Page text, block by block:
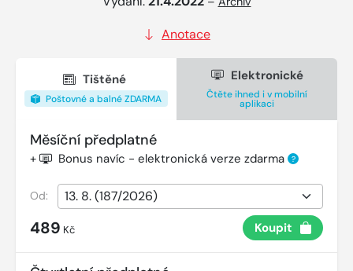
Anotace
Tištěné
Poštovné a balné ZDARMA
Elektronické
Čtěte ihned i v mobilní
aplikaci
Měsíční předplatné
+ Bonus navíc - elektronická verze zdarma ?
Od:
489 Kč Koupit